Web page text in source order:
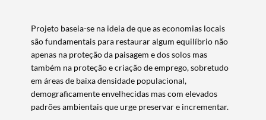
Projeto baseia-se na ideia de que as economias locais
são fundamentais para restaurar algum equilíbrio não
apenas na proteção da paisagem e dos solos mas
também na proteção e criação de emprego, sobretudo
em áreas de baixa densidade populacional,
demograficamente envelhecidas mas com elevados
padrões ambientais que urge preservar e incrementar.